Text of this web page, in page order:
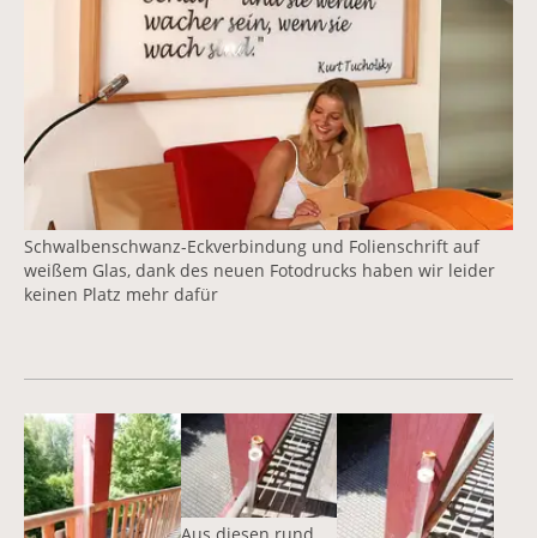
Schwalbenschwanz-Eckverbindung und Folienschrift auf
weißem Glas, dank des neuen Fotodrucks haben wir leider
keinen Platz mehr dafür
Vergrößerte Version anzeigenVergrößerte Version anzeigen
Vergrößerte Version